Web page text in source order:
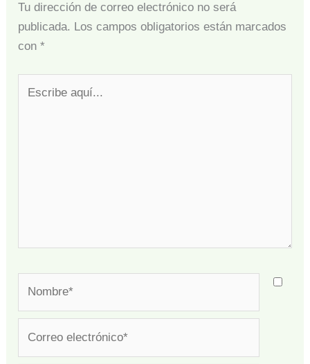
Tu dirección de correo electrónico no será
publicada. Los campos obligatorios están marcados
con*